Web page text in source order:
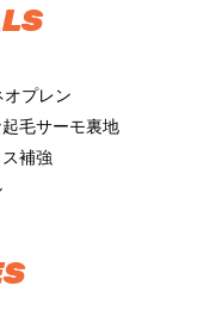
オプレン
毛サーモ裏地
補強